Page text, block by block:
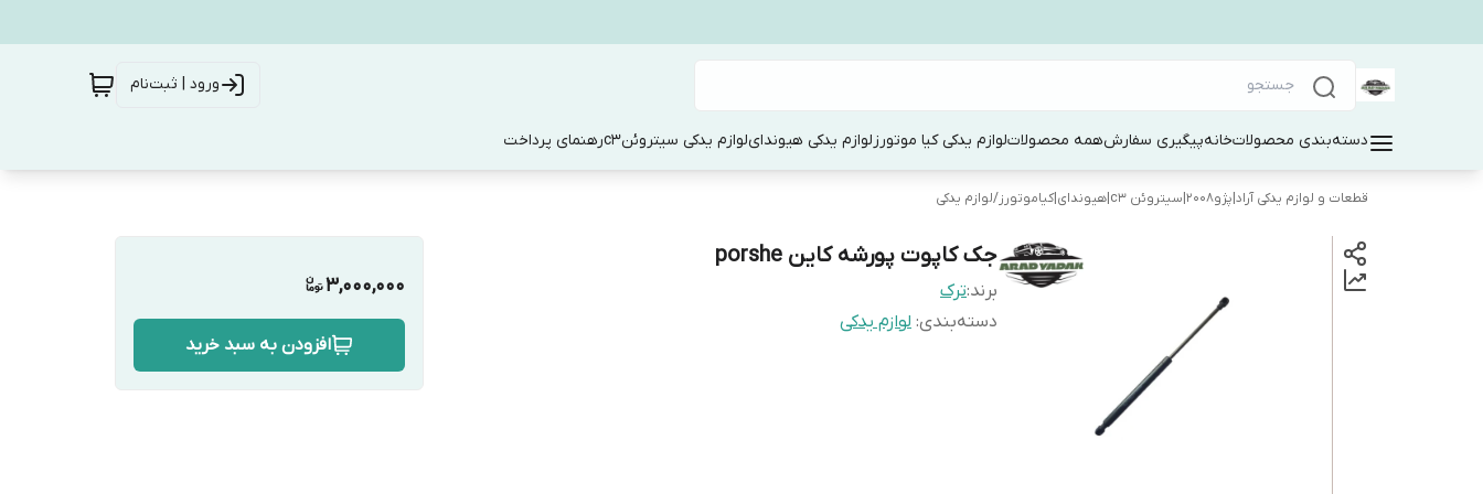
ورود | ثبت‌نام
دسته‌بندی محصولاتخانهپیگیری سفارشهمه محصولاتلوازم یدکی کیا موتورزلوازم یدکی هیوندایلوازم یدکی سیتروئنc3 رهنمای پرداخت
قطعات و لوازم یدکی آراد|پژو۲۰۰۸|سیتروئن c3|هیوندای|کیاموتورز /لوازم یدکی
جک کاپوت پورشه کاین porshe
برند:ترک
دسته‌بندی: لوازم یدکی
3,000,000
افزودن به سبد خرید